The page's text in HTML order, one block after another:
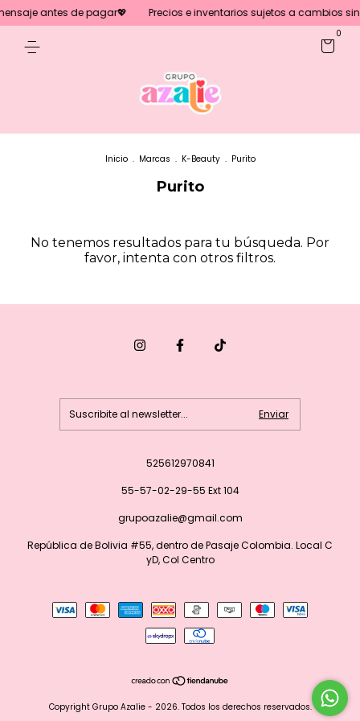
antes de pagar💖 Precios e inventarios sujetos a cambios
0
Inicio . Marcas . K-Beauty . Purito
Purito
No tenemos resultados para tu búsqueda. Por
favor, intenta con otros filtros.
525612970841
55-57-02-29-55 Ext 104
grupoazalie@gmail.com
República de Bolivia #55, dentro de Pasaje Colombia. Local C
yD, Col Centro
Copyright Grupo Azalie - 2026. Todos los derechos reservados.